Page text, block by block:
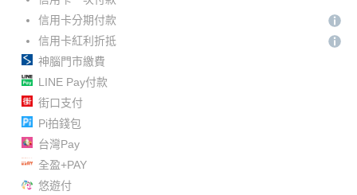
信用卡分期付款
信用卡紅利折抵
神腦門市繳費
LINE Pay付款
街口支付
Pi拍錢包
台灣Pay
全盈+PAY
悠遊付